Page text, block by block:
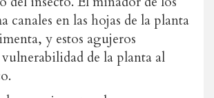
canales en las hojas de la planta
y estos agujeros
de la planta al